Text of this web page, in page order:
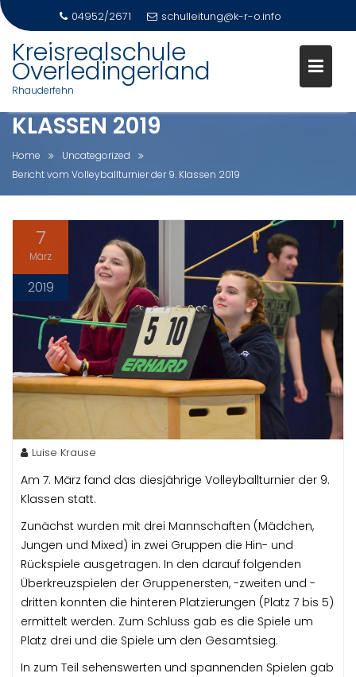
content
04952/2671 schulleitung@k-r-o.info
Kreisrealschule
Overledingerland
Rhauderfehn
BERICHT VOM
VOLLEYBALLTURNIER DER 9.
KLASSEN 2019
Home
Uncategorized
Bericht vom Volleyballturnier der 9. Klassen 2019
7
März
2019
Luise Krause
Am 7. März fand das diesjährige Volleyballturnier der 9.
Klassen statt.
Zunächst wurden mit drei Mannschaften (Mädchen,
Jungen und Mixed) in zwei Gruppen die Hin- und
Rückspiele ausgetragen. In den darauf folgenden
Überkreuzspielen der Gruppenersten, -zweiten und -
dritten konnten die hinteren Platzierungen (Platz 7 bis 5)
ermittelt werden. Zum Schluss gab es die Spiele um
Platz drei und die Spiele um den Gesamtsieg.
In zum Teil sehenswerten und spannenden Spielen gab